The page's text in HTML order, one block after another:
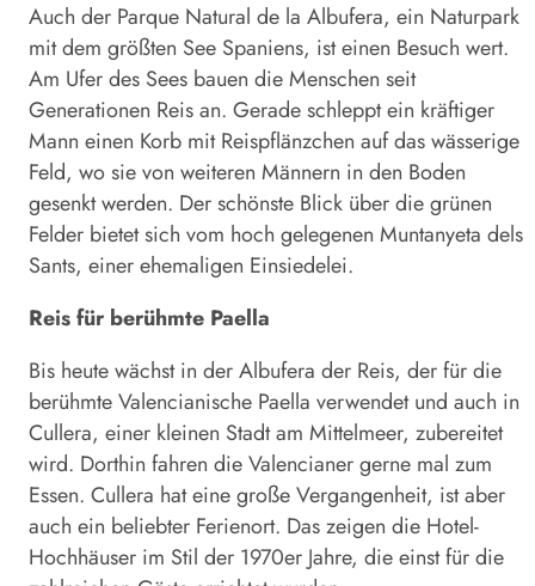
Auch der Parque Natural de la Albufera, ein Naturpark
mit dem größten See Spaniens, ist einen Besuch wert.
Am Ufer des Sees bauen die Menschen seit
Generationen Reis an. Gerade schleppt ein kräftiger
Mann einen Korb mit Reispflänzchen auf das wässerige
Feld, wo sie von weiteren Männern in den Boden
gesenkt werden. Der schönste Blick über die grünen
Felder bietet sich vom hoch gelegenen Muntanyeta dels
Sants, einer ehemaligen Einsiedelei.
Reis für berühmte Paella
Bis heute wächst in der Albufera der Reis, der für die
berühmte Valencianische Paella verwendet und auch in
Cullera, einer kleinen Stadt am Mittelmeer, zubereitet
wird. Dorthin fahren die Valencianer gerne mal zum
Essen. Cullera hat eine große Vergangenheit, ist aber
auch ein beliebter Ferienort. Das zeigen die Hotel-
Hochhäuser im Stil der 1970er Jahre, die einst für die